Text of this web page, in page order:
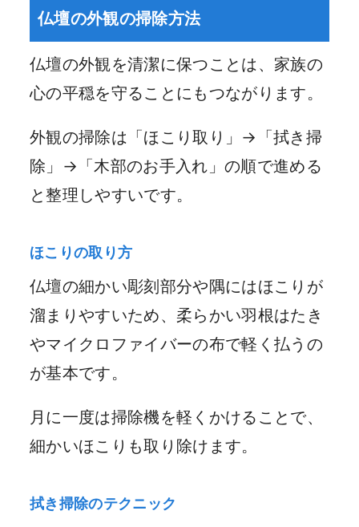
仏壇の外観の掃除方法
仏壇の外観を清潔に保つことは、家族の
心の平穏を守ることにもつながります。
外観の掃除は「ほこり取り」→「拭き掃
除」→「木部のお手入れ」の順で進める
と整理しやすいです。
ほこりの取り方
仏壇の細かい彫刻部分や隅にはほこりが
溜まりやすいため、柔らかい羽根はたき
やマイクロファイバーの布で軽く払うの
が基本です。
月に一度は掃除機を軽くかけることで、
細かいほこりも取り除けます。
拭き掃除のテクニック